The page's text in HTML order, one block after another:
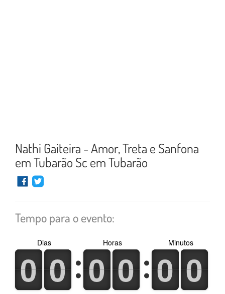
Nathi Gaiteira - Amor, Treta e Sanfona
em Tubarão Sc em Tubarão
Tempo para o evento:
0
0
1
1 0
0
1
1
Dias
0
0
1
1 0
0
1
1
Horas
0
0
1
1 0
0
1
1
Minutos